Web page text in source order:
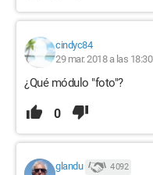
cindyc84
29 mar. 2018 a las 18:30
¿Qué módulo "foto"?
0
glandu 4 092